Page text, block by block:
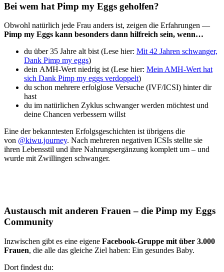
Bei wem hat Pimp my Eggs gehol­fen?
Obwohl natür­lich jede Frau anders ist, zei­gen die Erfah­run­gen —
Pimp my Eggs kann beson­ders dann hilf­reich sein, wenn…
du über 35 Jah­re alt bist (Lese hier: Mit 42 Jah­ren schwan­ger,
Dank Pimp my eggs)
dein AMH-Wert nied­rig ist (Lese hier: Mein AMH-Wert hat
sich Dank Pimp my eggs ver­dop­pelt)
du schon meh­re­re erfolg­lo­se Ver­su­che (IVF/ICSI) hin­ter dir
hast
du im natür­li­chen Zyklus schwan­ger wer­den möch­test und
dei­ne Chan­cen ver­bes­sern willst
Eine der bekann­tes­ten Erfolgs­ge­schich­ten ist übri­gens die
von @kiwu.journey. Nach meh­re­ren nega­ti­ven ICSIs stell­te sie
ihren Lebens­stil und ihre Nah­rungs­er­gän­zung kom­plett um – und
wur­de mit Zwil­lin­gen schwan­ger.
Aus­tausch mit ande­ren Frau­en – die Pimp my Eggs
Com­mu­ni­ty
Inzwi­schen gibt es eine eige­ne Face­book-Grup­pe mit über 3.000
Frau­en, die alle das glei­che Ziel haben: Ein gesun­des Baby.
Dort fin­dest du: